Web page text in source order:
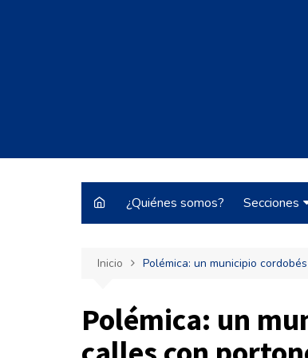
¿Quiénes somos? Secciones
Historias
ARBA
Pateando
Inicio Polémica: un municipio
Polémica: un